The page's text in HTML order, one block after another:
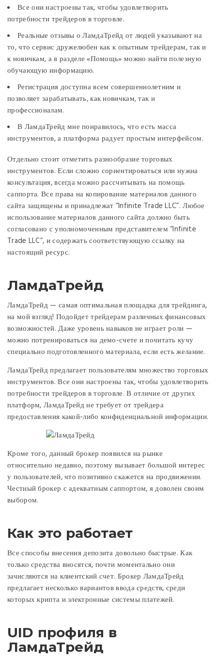
Все они настроены так, чтобы удовлетворить
потребности трейдеров в торговле.
Реальные отзывы о ЛамдаТрейд от людей указывают на
то, что сервис дружелюбен как к опытным трейдерам, так и
к новичкам, а в разделе «Помощь» можно найти полезную
обучающую информацию.
Регистрация доступна всем совершеннолетним и
позволяет зарабатывать, как новичкам, так и
профессионалам.
В ЛамдаТрейд мне понравилось, что есть масса
инструментов, а платформа радует простым интерфейсом.
Отдельно стоит отметить разнообразие торговых
инструментов. Если сложно сориентироваться или нужна
консультация, всегда можно рассчитывать на помощь
саппорта. Все права на копирование материалов данного
сайта защищены и принадлежат “Infinite Trade LLC”. Любое
использование материалов данного сайта должно быть
согласовано с уполномоченным представителем “Infinite
Trade LLC”, и содержать соответствующую ссылку на
настоящий ресурс.
ЛамдаТрейд
ЛамдаТрейд — самая оптимальная площадка для трейдинга,
на мой взгляд! Подойдет трейдерам различных финансовых
возможностей. Даже уровень навыков не играет роли —
можно потренироваться на демо-счете и почитать кучу
специально подготовленного материала, если есть желание.
ЛамдаТрейд предлагает пользователям множество торговых
инструментов. Все они настроены так, чтобы удовлетворить
потребности трейдеров в торговле. В отличие от других
платформ, ЛамдаТрейд не требует от трейдера
предоставления какой-либо конфиденциальной информации.
Кроме того, данный брокер появился на рынке
относительно недавно, поэтому вызывает большой интерес
у пользователей, что позитивно скажется на продвижении.
Честный брокер с адекватным саппортом, я доволен своим
выбором.
Как это работает
Все способы внесения депозита довольно быстрые. Как
только средства вносятся, почти моментально они
зачисляются на клиентский счет. Брокер ЛамдаТрейд
предлагает несколько вариантов ввода средств, среди
которых крипта и электронные системы платежей.
UID профиля в
ЛамдаТрейд